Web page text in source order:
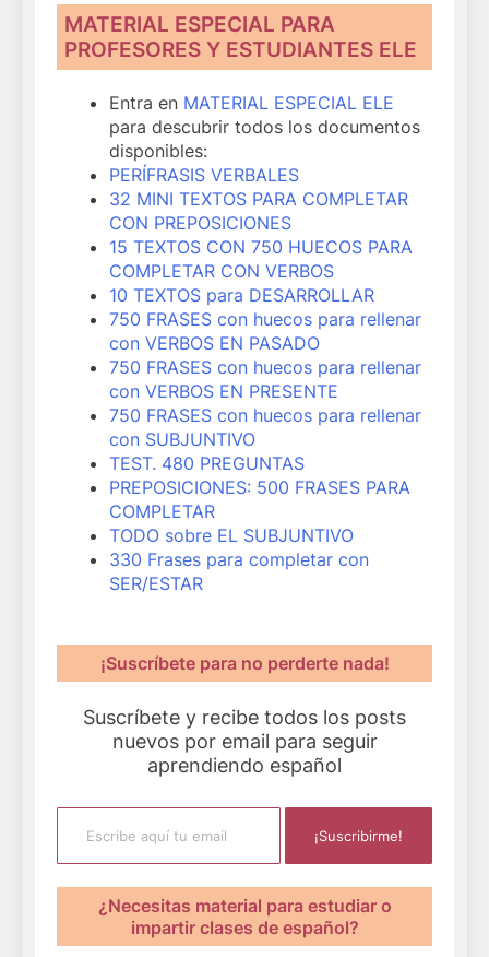
MATERIAL ESPECIAL PARA
PROFESORES Y ESTUDIANTES ELE
Entra en MATERIAL ESPECIAL ELE
para descubrir todos los documentos
disponibles:
PERÍFRASIS VERBALES
32 MINI TEXTOS PARA COMPLETAR
CON PREPOSICIONES
15 TEXTOS CON 750 HUECOS PARA
COMPLETAR CON VERBOS
10 TEXTOS para DESARROLLAR
750 FRASES con huecos para rellenar
con VERBOS EN PASADO
750 FRASES con huecos para rellenar
con VERBOS EN PRESENTE
750 FRASES con huecos para rellenar
con SUBJUNTIVO
TEST. 480 PREGUNTAS
PREPOSICIONES: 500 FRASES PARA
COMPLETAR
TODO sobre EL SUBJUNTIVO
330 Frases para completar con
SER/ESTAR
¡Suscríbete para no perderte nada!
Suscríbete y recibe todos los posts
nuevos por email para seguir
aprendiendo español
Escribe aquí tu email
¡Suscribirme!
¿Necesitas material para estudiar o
impartir clases de español?